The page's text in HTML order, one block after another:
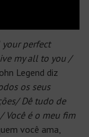
your perfect
my all to you /
Legend diz
os seus
Dê tudo de
Você é o meu fim
você ama,